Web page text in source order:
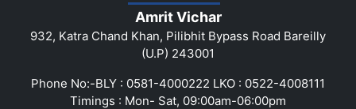
Amrit Vichar
932, Katra Chand Khan, Pilibhit Bypass Road Bareilly
(U.P) 243001
Phone No:-BLY : 0581-4000222 LKO : 0522-4008111
Timings : Mon- Sat, 09:00am-06:00pm